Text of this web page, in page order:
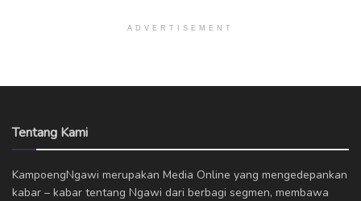
ADVERTISEMENT
Tentang Kami
KampoengNgawi merupakan Media Online yang mengedepankan
kabar – kabar tentang Ngawi dari berbagi segmen, membawa